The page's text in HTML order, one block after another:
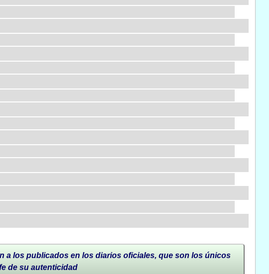
los publicados en los diarios oficiales, que son los únicos
de su autenticidad